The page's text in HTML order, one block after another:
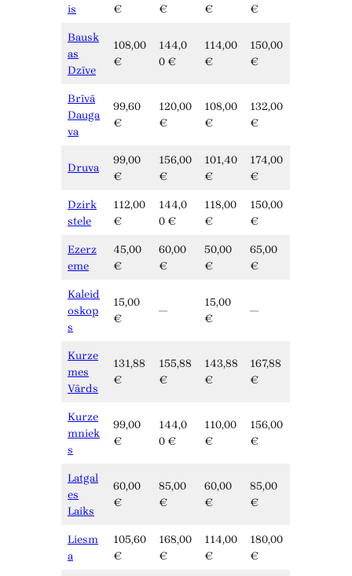
is
€
€
€
€
Bausk
as
Dzīve
108,00
€
144,0
0 €
114,00
€
150,00
€
Brīvā
Dauga
va
99,60
€
120,00
€
108,00
€
132,00
€
Druva
99,00
€
156,00
€
101,40
€
174,00
€
Dzirk
stele
112,00
€
144,0
0 €
118,00
€
150,00
€
Ezerz
eme
45,00
€
60,00
€
50,00
€
65,00
€
Kaleid
oskop
s
15,00
€
—
15,00
€
—
Kurze
mes
Vārds
131,88
€
155,88
€
143,88
€
167,88
€
Kurze
mniek
s
99,00
€
144,0
0 €
110,00
€
156,00
€
Latgal
es
Laiks
60,00
€
85,00
€
60,00
€
85,00
€
Liesm
a
105,60
€
168,00
€
114,00
€
180,00
€